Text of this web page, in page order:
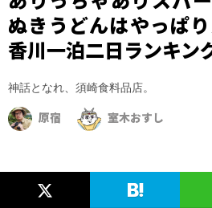
ぬきうどんはやっぱ
香川一泊二日ランキン
神話となれ、須崎食料品店。
原宿
室木おすし